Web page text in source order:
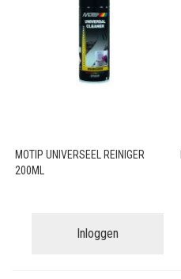
MOTIP UNIVERSEEL REINIGER
200ML
Inloggen